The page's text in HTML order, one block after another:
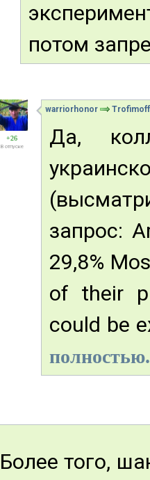
потом
+26
В отпуске
warriorhonor Trofimoff
Да,
запрос:
29,8%
of their
could be
Более того,